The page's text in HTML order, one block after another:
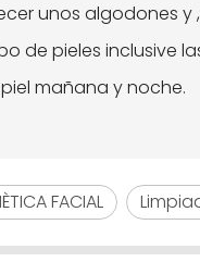
unos algodones
de pieles inclusive
mañana y noche.
FACIAL